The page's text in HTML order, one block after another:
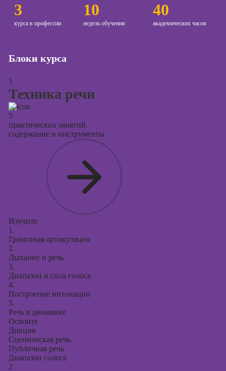
Курсы
копирайтинга
3
курса в профессии
10
недель обучения
40
академических часов
Блоки курса
1
Техника речи
5
практических занятий
содержание и инструменты
Изучите
1.
Грамотная артикуляция
2.
Дыхание и речь
3.
Диапазон и сила голоса
4.
Построение интонации
5.
Речь в динамике
Освоите
Дикция
Сценическая речь
Публичная речь
Диапазон голоса
2